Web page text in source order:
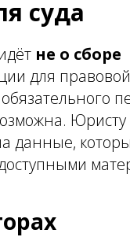
суда
не о сборе
для
данные,